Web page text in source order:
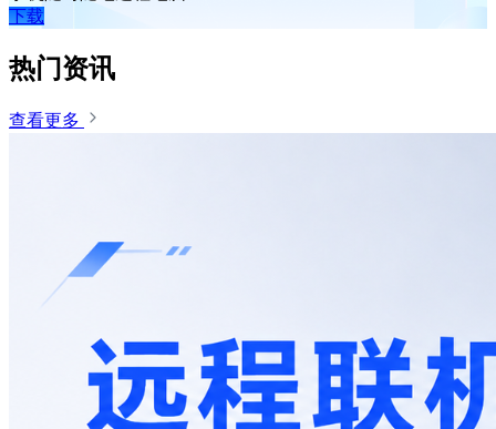
下载
热门资讯
查看更多